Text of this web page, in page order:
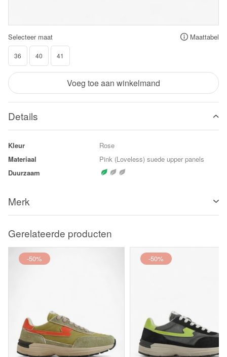
Selecteer maat Maattabel
36 40 41
Voeg toe aan winkelmand
Details
Kleur
Rose
Materiaal
Pink (Loveless) suede upper panels
Duurzaam
Merk
Gerelateerde producten
-50% -50%